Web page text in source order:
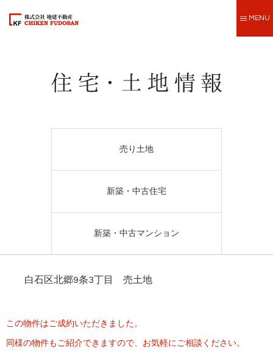
MENU
売り土地
新築・中古住宅
新築・中古マンション
白石区北郷9条3丁目 売土地
この物件はご成約いただきました。
同様の物件もご紹介できますので、お気軽にご相談ください。